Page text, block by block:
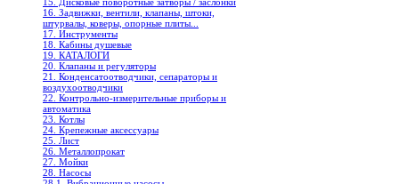
16. Задвижки, вентили, клапаны, штоки,
штурвалы, коверы, опорные плиты...
17. Инструменты
18. Кабины душевые
19. КАТАЛОГИ
20. Клапаны и регуляторы
21. Конденсатоотводчики, сепараторы и
воздухоотводчики
22. Контрольно-измерительные приборы и
автоматика
23. Котлы
24. Крепежные аксессуары
25. Лист
26. Металлопрокат
27. Мойки
28. Насосы